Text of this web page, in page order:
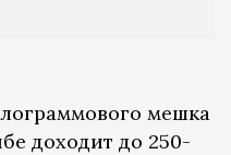
мешка
доходит до 250-